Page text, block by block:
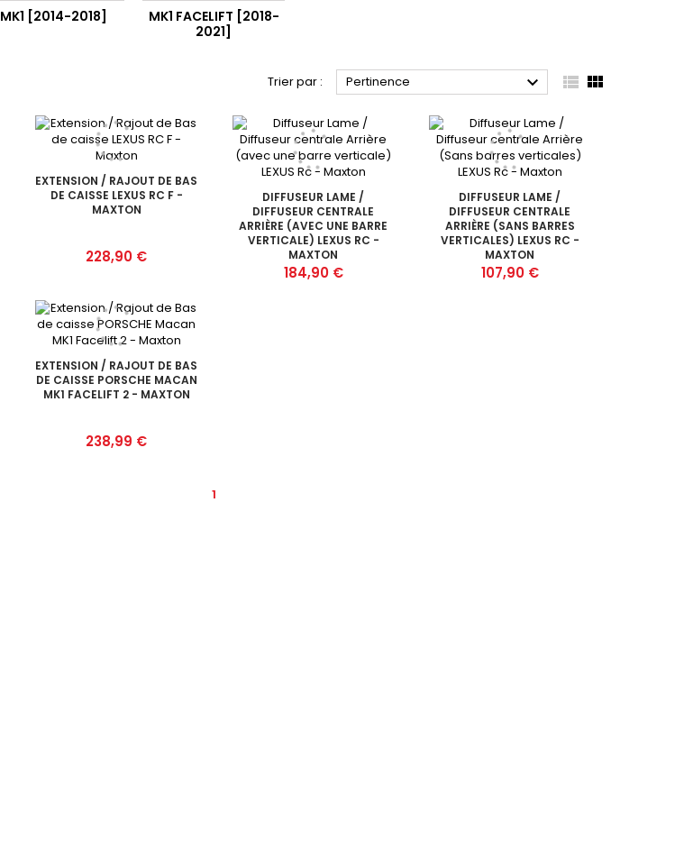
MK1 [2014-2018]
MK1 FACELIFT [2018-
2021]
Trier par : Pertinence   
EXTENSION / RAJOUT DE BAS
DE CAISSE LEXUS RC F -
MAXTON
Prix
228,90 €
DIFFUSEUR LAME /
DIFFUSEUR CENTRALE
ARRIÈRE (AVEC UNE BARRE
VERTICALE) LEXUS RC -
MAXTON
Prix
184,90 €
DIFFUSEUR LAME /
DIFFUSEUR CENTRALE
ARRIÈRE (SANS BARRES
VERTICALES) LEXUS RC -
MAXTON
Prix
107,90 €
EXTENSION / RAJOUT DE BAS
DE CAISSE PORSCHE MACAN
MK1 FACELIFT 2 - MAXTON
Prix
238,99 €
1